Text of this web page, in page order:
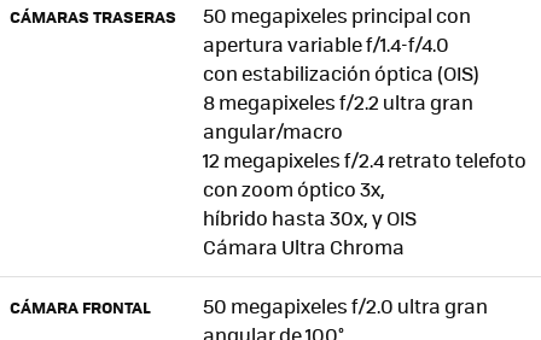
CÁMARAS TRASERAS
50 megapixeles principal con
apertura variable f/1.4-f/4.0
con estabilización óptica (OIS)
8 megapixeles f/2.2 ultra gran
angular/macro
12 megapixeles f/2.4 retrato telefoto
con zoom óptico 3x,
híbrido hasta 30x, y OIS
Cámara Ultra Chroma
CÁMARA FRONTAL
50 megapixeles f/2.0 ultra gran